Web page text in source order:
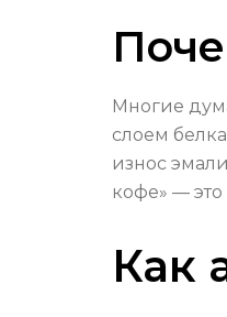
Многие
слоем
износ
кофе» —
Как